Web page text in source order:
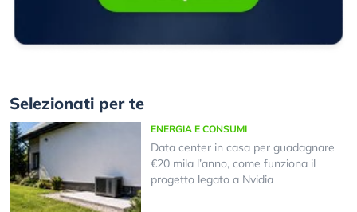
Selezionati per te
ENERGIA E CONSUMI
Data center in casa per guadagnare
€20 mila l’anno, come funziona il
progetto legato a Nvidia